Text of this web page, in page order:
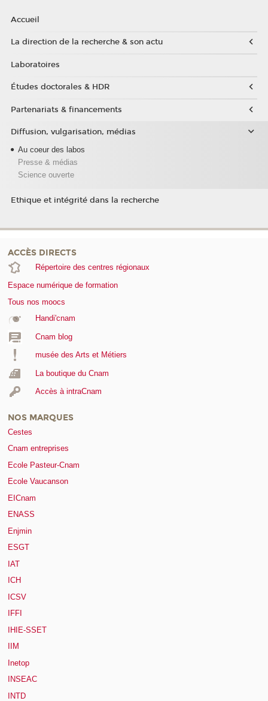
Accueil
La direction de la recherche & son actu
Laboratoires
Études doctorales & HDR
Partenariats & financements
Diffusion, vulgarisation, médias
Au coeur des labos
Presse & médias
Science ouverte
Ethique et intégrité dans la recherche
ACCÈS DIRECTS
Répertoire des centres régionaux
Espace numérique de formation
Tous nos moocs
Handi'cnam
Cnam blog
musée des Arts et Métiers
La boutique du Cnam
Accès à intraCnam
NOS MARQUES
Cestes
Cnam entreprises
Ecole Pasteur-Cnam
Ecole Vaucanson
EICnam
ENASS
Enjmin
ESGT
IAT
ICH
ICSV
IFFI
IHIE-SSET
IIM
Inetop
INSEAC
INTD